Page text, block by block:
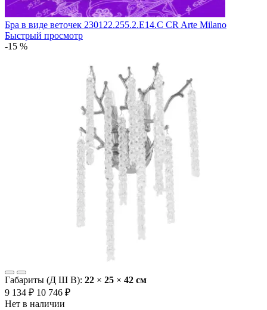
Бра в виде веточек 230122.255.2.E14.C CR Arte Milano
Быстрый просмотр
-15 %
Габариты (Д Ш В): 22 × 25 × 42 cм
9 134 ₽ 10 746 ₽
Нет в наличии